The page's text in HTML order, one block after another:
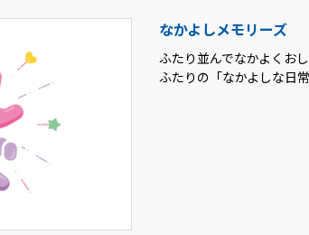
なかよしメモリーズ
ふたり並んでなかよくお
ふたりの「なかよしな日